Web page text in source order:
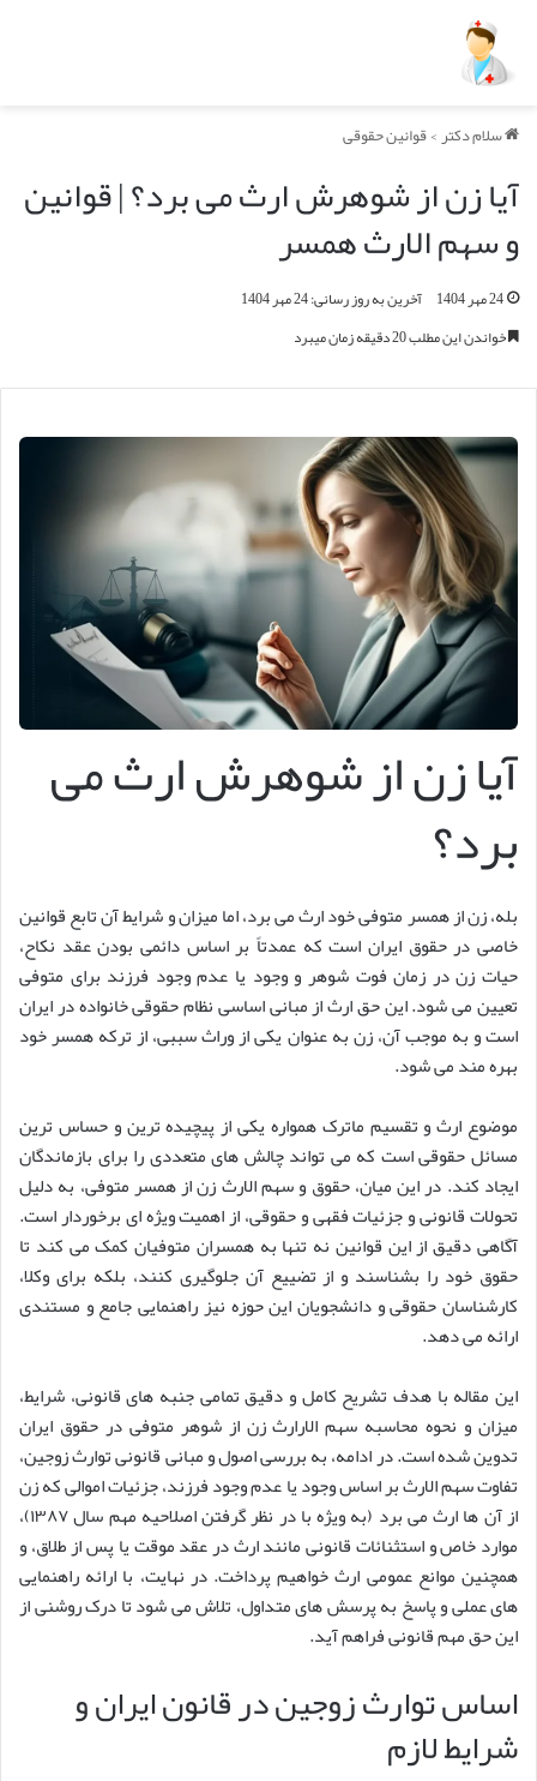
سلام دکتر>قوانین حقوقی
آیا زن از شوهرش ارث می برد؟ | قوانین
و سهم الارث همسر
24 مهر 1404
آخرین به روز رسانی: 24 مهر 1404
خواندن این مطلب 20 دقیقه زمان میبرد
آیا زن از شوهرش ارث می
برد؟
بله، زن از همسر متوفی خود ارث می برد، اما میزان و شرایط آن تابع قوانین
خاصی در حقوق ایران است که عمدتاً بر اساس دائمی بودن عقد نکاح،
حیات زن در زمان فوت شوهر و وجود یا عدم وجود فرزند برای متوفی
تعیین می شود. این حق ارث از مبانی اساسی نظام حقوقی خانواده در ایران
است و به موجب آن، زن به عنوان یکی از وراث سببی، از ترکه همسر خود
بهره مند می شود.
موضوع ارث و تقسیم ماترک همواره یکی از پیچیده ترین و حساس ترین
مسائل حقوقی است که می تواند چالش های متعددی را برای بازماندگان
ایجاد کند. در این میان، حقوق و سهم الارث زن از همسر متوفی، به دلیل
تحولات قانونی و جزئیات فقهی و حقوقی، از اهمیت ویژه ای برخوردار است.
آگاهی دقیق از این قوانین نه تنها به همسران متوفیان کمک می کند تا
حقوق خود را بشناسند و از تضییع آن جلوگیری کنند، بلکه برای وکلا،
کارشناسان حقوقی و دانشجویان این حوزه نیز راهنمایی جامع و مستندی
ارائه می دهد.
این مقاله با هدف تشریح کامل و دقیق تمامی جنبه های قانونی، شرایط،
میزان و نحوه محاسبه سهم الارارث زن از شوهر متوفی در حقوق ایران
تدوین شده است. در ادامه، به بررسی اصول و مبانی قانونی توارث زوجین،
تفاوت سهم الارث بر اساس وجود یا عدم وجود فرزند، جزئیات اموالی که زن
از آن ها ارث می برد (به ویژه با در نظر گرفتن اصلاحیه مهم سال ۱۳۸۷)،
موارد خاص و استثنائات قانونی مانند ارث در عقد موقت یا پس از طلاق، و
همچنین موانع عمومی ارث خواهیم پرداخت. در نهایت، با ارائه راهنمایی
های عملی و پاسخ به پرسش های متداول، تلاش می شود تا درک روشنی از
این حق مهم قانونی فراهم آید.
اساس توارث زوجین در قانون ایران و
شرایط لازم